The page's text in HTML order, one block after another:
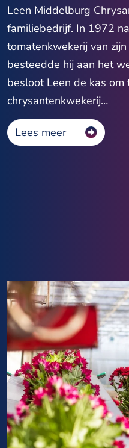
Leen Middelburg
familiebedrijf. In 1972
tomatenkwekerij van
besteedde hij aan het
besloot Leen de kas
chrysantenkwekerij…
Lees meer